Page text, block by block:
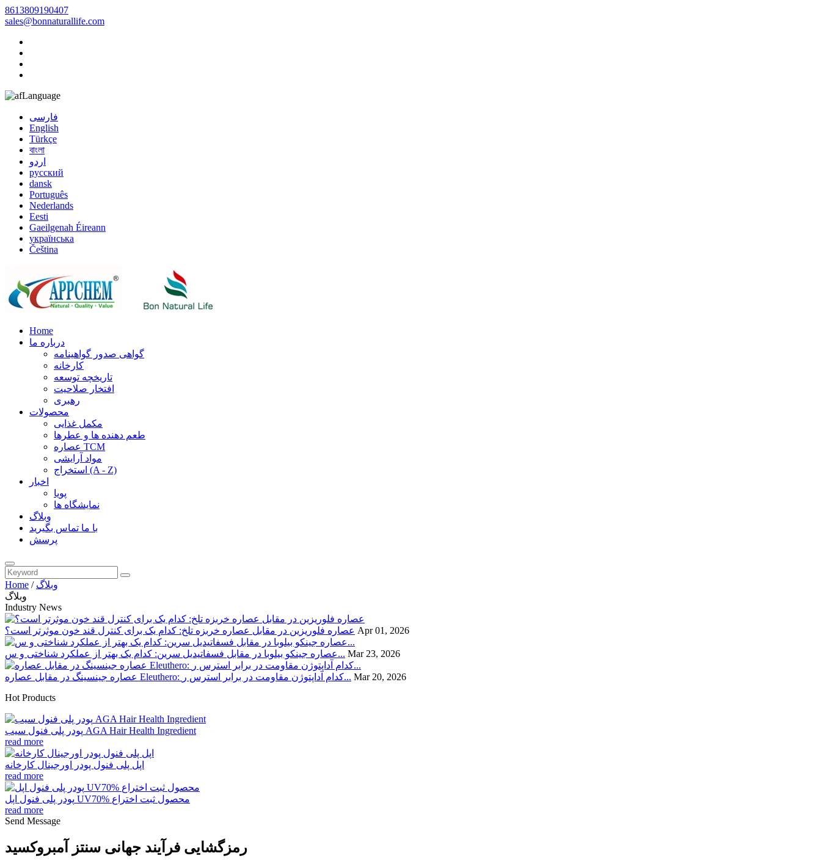
8613809190407
sales@bonnaturallife.com
Language
فارسی
English
Türkçe
বাংলা
اردو
русский
dansk
Português
Nederlands
Eesti
Gaeilgenah Éireann
українська
Čeština
Home
درباره ما
گواهی صدور گواهینامه
کارخانه
تاریخچه توسعه
افتخار صلاحیت
رهبری
محصولات
مکمل غذایی
طعم دهنده ها و عطرها
عصاره TCM
مواد آرایشی
استخراج (A - Z)
اخبار
پویا
نمایشگاه ها
وبلاگ
با ما تماس بگیرید
پرسش
Home / وبلاگ
وبلاگ
Industry News
عصاره فلوریزین در مقابل عصاره خربزه تلخ: کدام یک برای کنترل قند خون موثرتر است؟ Apr 01, 2026
عصاره جینکو بیلوبا در مقابل فسفاتیدیل سرین: کدام یک بهتر از عملکرد شناختی و س... Mar 23, 2026
عصاره جینسینگ در مقابل عصاره Eleuthero: کدام آداپتوژن مقاومت در برابر استرس ر... Mar 20, 2026
Hot Products
پودر پلی فنول سیب AGA Hair Health Ingredient
read more
اپل پلی فنول پودر اورجینال کارخانه
read more
پودر پلی فنول اپل UV70% محصول ثبت اختراع
read more
Send Message
رمزگشایی فرآیند جهانی سنتز آمبروکسید